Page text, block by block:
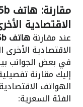
الاقتصادية
عند مقارنةهاتف HONOR X5b
الاقتصادية
في بعض الجوانب
الهواتف
الفئة السعرية: